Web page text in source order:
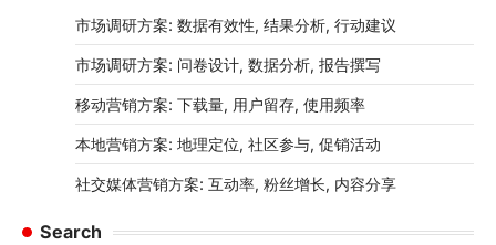
市场调研方案: 数据有效性, 结果分析, 行动建议
市场调研方案: 问卷设计, 数据分析, 报告撰写
移动营销方案: 下载量, 用户留存, 使用频率
本地营销方案: 地理定位, 社区参与, 促销活动
社交媒体营销方案: 互动率, 粉丝增长, 内容分享
Search